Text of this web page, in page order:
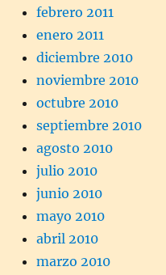
febrero 2011
enero 2011
diciembre 2010
noviembre 2010
octubre 2010
septiembre 2010
agosto 2010
julio 2010
junio 2010
mayo 2010
abril 2010
marzo 2010